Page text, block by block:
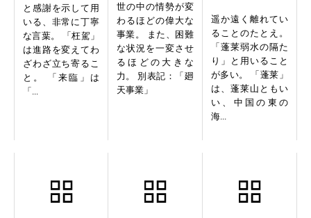
と感謝を示して用
いる、非常に丁寧
な言葉。 「枉駕」
は進路を変えてわ
ざわざ立ち寄るこ
と。 「来臨」は
「...
世の中の情勢が変
わるほどの偉大な
事業。 また、困難
な状況を一変させ
るほどの大きな
力。 別表記：「廻
天事業」
遥か遠く離れてい
ることのたとえ。
「蓬莱弱水の隔た
り」と用いること
が多い。 「蓬莱」
は、蓬莱山ともい
い、中国の東の
海...